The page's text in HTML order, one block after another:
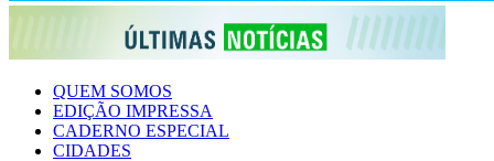
QUEM SOMOS
EDIÇÃO IMPRESSA
CADERNO ESPECIAL
CIDADES